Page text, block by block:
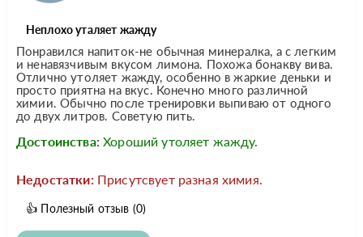
Неплохо уталяет жажду
Понравился напиток-не обычная минералка, а с легким
и ненавязчивым вкусом лимона. Похожа бонакву вива.
Отлично утоляет жажду, особенно в жаркие деньки и
просто приятна на вкус. Конечно много различной
химии. Обычно после тренировки выпиваю от одного
до двух литров. Советую пить.
Достоинства: Хороший утоляет жажду.
Недостатки: Присутсвует разная химия.
👍 Полезный отзыв (0)